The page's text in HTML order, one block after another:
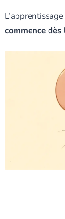
commence dès